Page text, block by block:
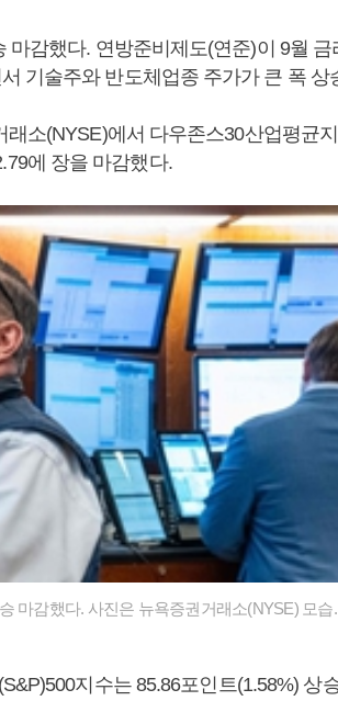
감했다. 연방준비제도(연준)이 9월 금
기술주와 반도체업종 주가가 큰 폭 상
소(NYSE)에서 다우존스30산업평균
에 장을 마감했다.
마감했다. 사진은 뉴욕증권거래소(NYSE) 모습
지수는 85.86포인트(1.58%) 상